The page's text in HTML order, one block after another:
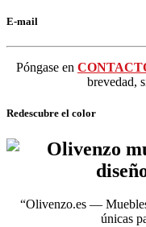
E-mail
Póngase en
brevedad,
Redescubre el color
“Olivenzo.es —
únicas